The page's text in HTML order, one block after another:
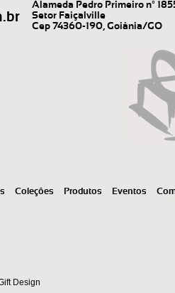
Alameda Pedro Primeiro nº
Setor Faiçalville
Cep 74360-190, Goiânia/GO
Coleções Produtos Eventos
Design